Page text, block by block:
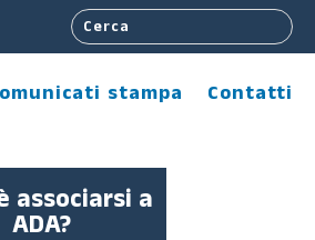
stampa Contatti
associarsi a
ADA?